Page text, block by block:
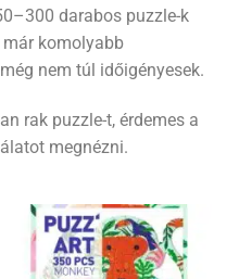
darabos puzzle-k
már komolyabb
nem túl időigényesek.
rak puzzle-t, érdemes a
megnézni.